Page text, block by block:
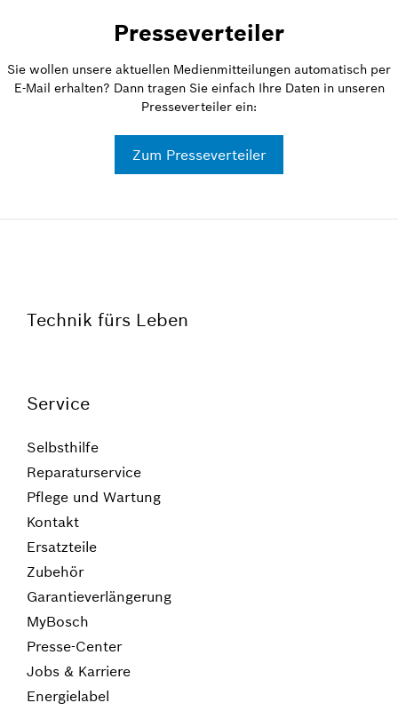
Presseverteiler
Sie wollen unsere aktuellen Medienmitteilungen automatisch per
E-Mail erhalten? Dann tragen Sie einfach Ihre Daten in unseren
Presseverteiler ein:
Zum Presseverteiler
Technik fürs Leben
Service
Selbsthilfe
Reparaturservice
Pflege und Wartung
Kontakt
Ersatzteile
Zubehör
Garantieverlängerung
MyBosch
Presse-Center
Jobs & Karriere
Energielabel